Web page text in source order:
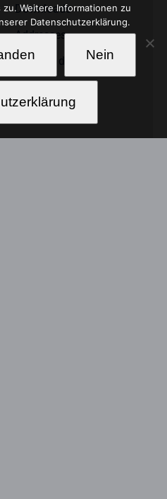
Downloads
Addresses
Account details
Weitere Informationen zu
Datenschutzerklärung.
Nein